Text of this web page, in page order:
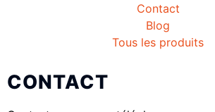
Contact
Blog
Tous les produits
CONTACT